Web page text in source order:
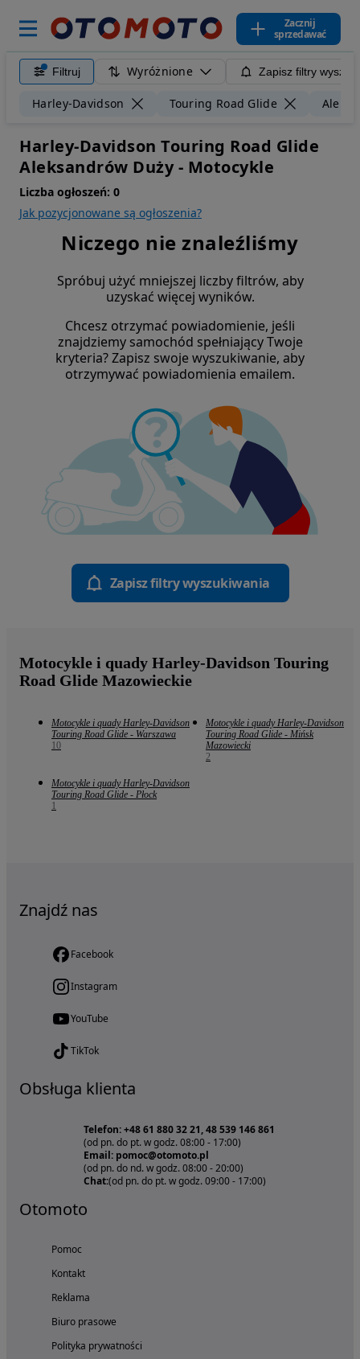
Zacznij
sprzedawać
Filtruj Wyróżnione Zapisz filtry
Harley-Davidson Touring Road Glide
Harley-Davidson Touring Road Glide
Aleksandrów Duży - Motocykle
Liczba ogłoszeń: 0
Jak pozycjonowane są ogłoszenia?
Niczego nie znaleźliśmy
Spróbuj użyć mniejszej liczby filtrów, aby
uzyskać więcej wyników.
Chcesz otrzymać powiadomienie, jeśli
znajdziemy samochód spełniający Twoje
kryteria? Zapisz swoje wyszukiwanie, aby
otrzymywać powiadomienia emailem.
Zapisz filtry wyszukiwania
Motocykle i quady Harley-Davidson Touring
Road Glide Mazowieckie
Motocykle i quady Harley-Davidson
Touring Road Glide - Warszawa
10
Motocykle i quady Harley-Davidson
Touring Road Glide - Mińsk
Mazowiecki
2
Motocykle i quady Harley-Davidson
Touring Road Glide - Płock
1
Znajdź nas
Facebook
Instagram
YouTube
TikTok
Obsługa klienta
Telefon: +48 61 880 32 21, 48 539 146 861
(od pn. do pt. w godz. 08:00 - 17:00)
Email: pomoc@otomoto.pl
(od pn. do nd. w godz. 08:00 - 20:00)
Chat:(od pn. do pt. w godz. 09:00 - 17:00)
Otomoto
Pomoc
Kontakt
Reklama
Biuro prasowe
Polityka prywatności